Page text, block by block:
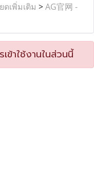
ดเพิ่มเติม >AG官网 -
ข้าใช้งานในส่วนนี้